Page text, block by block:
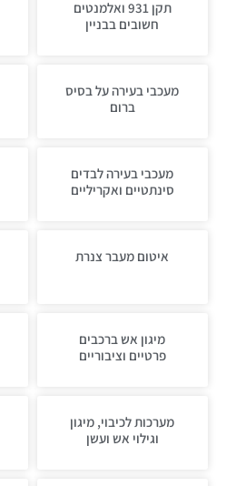
תקן 931 ואלמנטים
חשובים בבניין
מעכבי בעירה על בסיס
ברום
מעכבי בעירה לבדים
סינתטיים ואקריליים
איטום מעבר צנרת
מיגון אש ברכבים
פרטיים וציבוריים
מערכות לכיבוי, מיגון
וגילוי אש ועשן